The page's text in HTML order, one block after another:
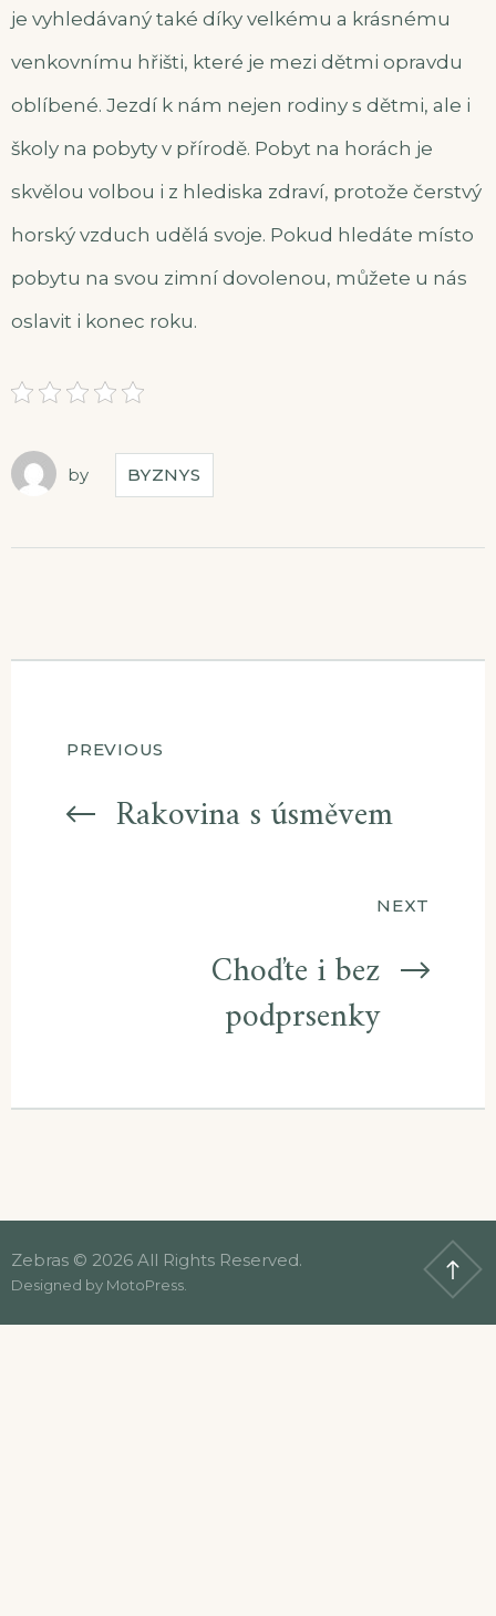
je vyhledávaný také díky velkému a krásnému
venkovnímu hřišti, které je mezi dětmi opravdu
oblíbené. Jezdí k nám nejen rodiny s dětmi, ale i
školy na pobyty v přírodě. Pobyt na horách je
skvělou volbou i z hlediska zdraví, protože čerstvý
horský vzduch udělá svoje. Pokud hledáte místo
pobytu na svou zimní dovolenou, můžete u nás
oslavit i konec roku.
by BYZNYS
Navigace
pro
PREVIOUS
Rakovina s úsměvem
NEXT
Choďte i bez
podprsenky
Zebras © 2026 All Rights Reserved.
Designed by MotoPress